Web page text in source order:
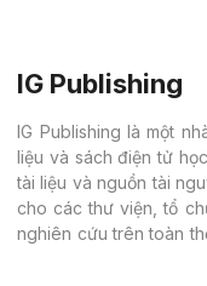
IG Publishing
IG Publishing là một
liệu và sách điện tử
tài liệu và nguồn tài
cho các thư viện, tổ
nghiên cứu trên toàn